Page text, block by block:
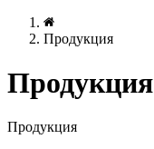
Продукция
Продукция
Продукция